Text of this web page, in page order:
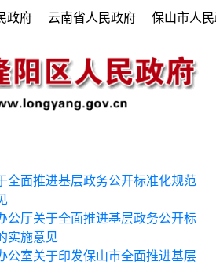
政府 云南省人民政府 保山市人
全面推进基层政务公开标准化规范
公厅关于全面推进基层政务公开标
实施意见
公室关于印发保山市全面推进基层